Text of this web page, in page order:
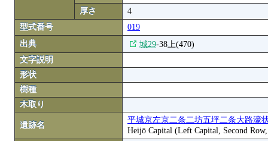
厚さ
4
型式番号
019
出典
城29-38上(470)
文字説明
形状
樹種
木取り
遺跡名
平城京左京二条二坊五坪二条大路濠
Heijō Capital (Left Capital, Second